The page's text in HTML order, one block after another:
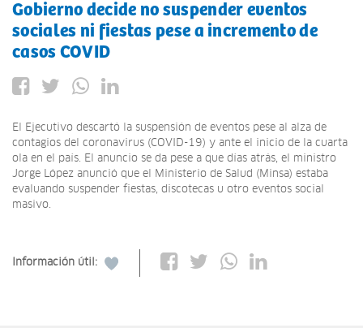
Gobierno decide no suspender eventos
sociales ni fiestas pese a incremento de
casos COVID
El Ejecutivo descartó la suspensión de eventos pese al alza de
contagios del coronavirus (COVID-19) y ante el inicio de la cuarta
ola en el país. El anuncio se da pese a que días atrás, el ministro
Jorge López anunció que el Ministerio de Salud (Minsa) estaba
evaluando suspender fiestas, discotecas u otro eventos social
masivo.
Información útil: